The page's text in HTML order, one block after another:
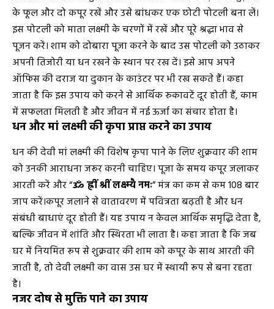
के फूल और दो कपूर रखें और उसे बांधकर एक छोटी पोटली बना लें।
इस पोटली को माता लक्ष्मी के चरणों में रखें और पूरे श्रद्धा भाव से
पूजन करें। शाम को दोबारा पूजा करने के बाद उस पोटली को उठाकर
अपनी तिजोरी या धन रखने के स्थान पर रख दें। इसे आप अपने
ऑफिस की दराज या दुकान के काउंटर पर भी रख सकते हैं। कहा
जाता है कि इस उपाय को करने से आर्थिक रुकावटें दूर होती हैं, काम
में सफलता मिलती है और जीवन में नई ऊर्जा का संचार होता है।
धन और मां लक्ष्मी की कृपा प्राप्त करने का उपाय
धन की देवी मां लक्ष्मी की विशेष कृपा पाने के लिए शुक्रवार की शाम
को उनकी आराधना जरूर करनी चाहिए। पूजा के समय कपूर जलाकर
आरती करें और “ॐ ह्रीं श्रीं लक्ष्म्यै नमः” मंत्र का कम से कम 108 बार
जाप करें।कपूर जलाने से वातावरण में पवित्रता बढ़ती है और धन
संबंधी बाधाएं दूर होती हैं। यह उपाय न केवल आर्थिक समृद्धि देता है,
बल्कि जीवन में शांति और स्थिरता भी लाता है। कहा जाता है कि जब
घर में नियमित रूप से शुक्रवार की शाम को कपूर के साथ आरती की
जाती है, तो देवी लक्ष्मी का वास उस घर में स्थायी रूप से बना रहता
है।
नजर दोष से मुक्ति पाने का उपाय